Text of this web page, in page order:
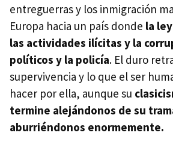
entreguerras y los inmigración
Europa hacia un país donde la
las actividades ilícitas y la
políticos y la policía. El duro
supervivencia y lo que el ser
hacer por ella, aunque su
termine alejándonos de su
aburriéndonos enormemente.